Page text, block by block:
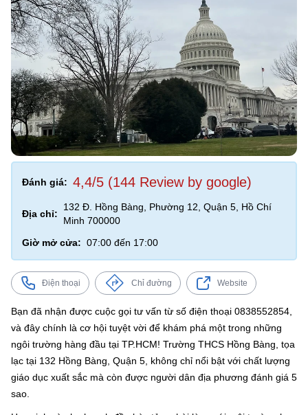
Đánh giá: 4,4/5 (144 Review by google)
Địa chỉ:
132 Đ. Hồng Bàng, Phường 12, Quận 5, Hồ Chí
Minh 700000
Giờ mở cửa: 07:00 đến 17:00
Điện thoại Chỉ đường Website
Bạn đã nhận được cuộc gọi tư vấn từ số điện thoại 0838552854,
và đây chính là cơ hội tuyệt vời để khám phá một trong những
ngôi trường hàng đầu tại TP.HCM! Trường THCS Hồng Bàng, tọa
lạc tại 132 Hồng Bàng, Quận 5, không chỉ nổi bật với chất lượng
giáo dục xuất sắc mà còn được người dân địa phương đánh giá 5
sao.